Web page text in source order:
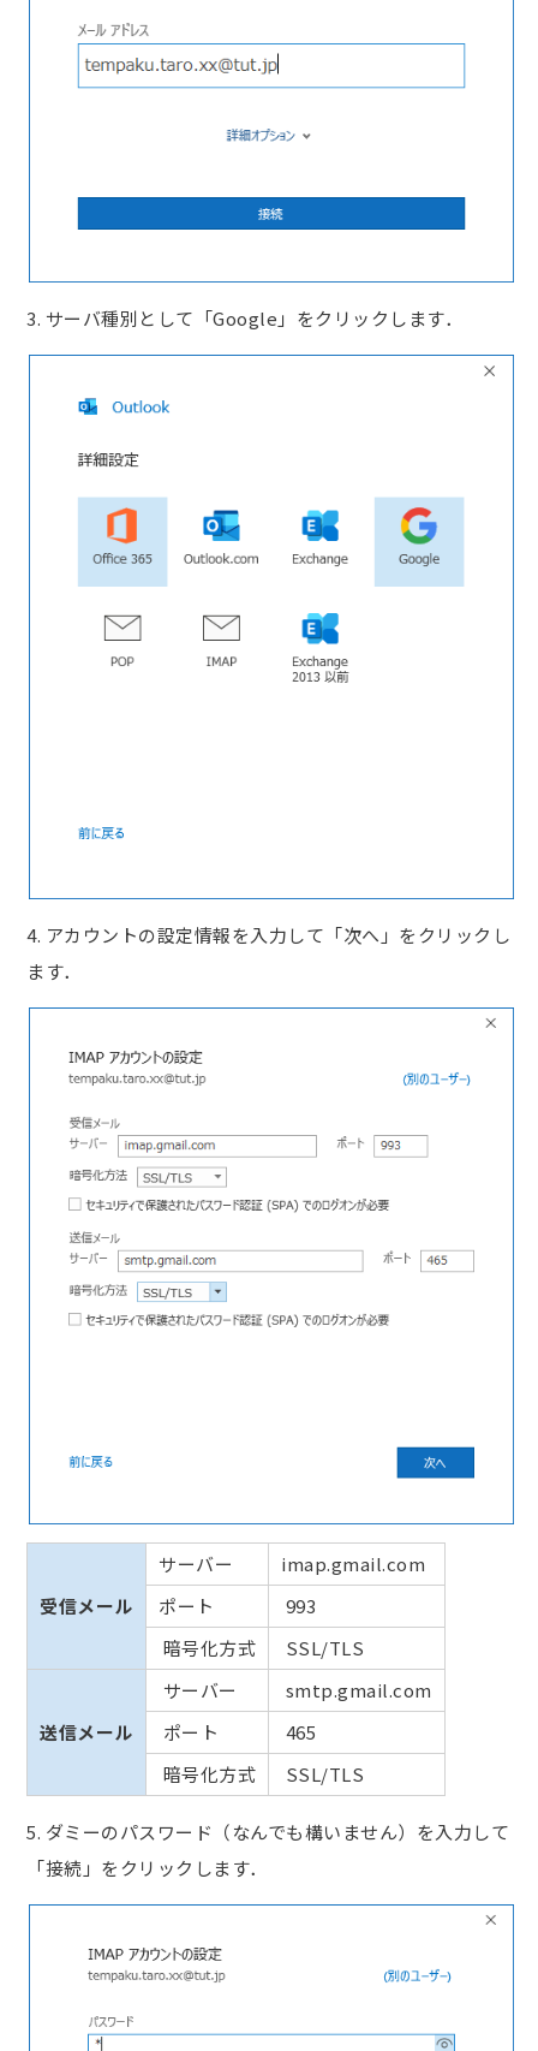
3. サーバ種別として「Google」をクリックします．
4. アカウントの設定情報を入力して「次へ」をクリックし
ます．
受信メール
サーバー
imap.gmail.com
ポート
993
暗号化方式
SSL/TLS
送信メール
サーバー
smtp.gmail.com
ポート
465
暗号化方式
SSL/TLS
5. ダミーのパスワード（なんでも構いません）を入力して
「接続」をクリックします．